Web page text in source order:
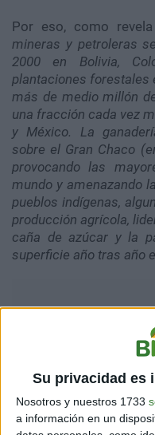
Su privacidad es
Nosotros y nuestros 1733
a información en un
Por eso, como
mineras y petroleras
2000 en Bolivia,
plantaciones forestales
más de medio millón
una fracción cada vez
y México. La
sobre el Gran Chaco
provocando las
mundo y amenazando
pueblos indígenas,
producción agrícola,
caña de azúcar y la
superficie año tras año